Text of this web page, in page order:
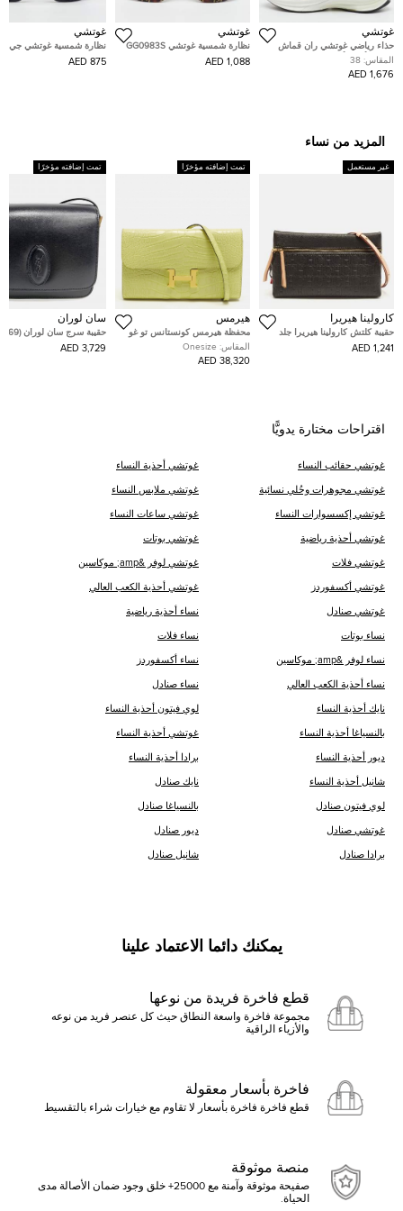
غوتشي
حذاء رياضي غوتشي ران قماش
محبوك أبيض/أزرق بعنق منخفض
مقاس 38.5
المقاس: 38
1,676 AED
غوتشي
نظارة شمسية غوتشي GG0983S
بحماية بنية بلون صدفة السلحفاة
1,088 AED
غوتشي
نظارة شمسية غوتشي جي
جي1300إس سوداء بفراشة
875 AED
المزيد من نساء
غير مستعمل
كارولينا هيريرا
حقيبة كلتش كارولينا هيريرا جلد
مونوغرام سوداء إنرو
1,241 AED
تمت إضافته مؤخرًا
هيرمس
محفظة هيرمس كونستانس تو غو
جلد إبسوم إيتوب
المقاس: Onesize
38,320 AED
تمت إضافته مؤخرًا
سان لوران
حقيبة سرج سان لوران (568569)
3,729 AED
اقتراحات مختارة يدويًّا
غوتشي حقائب النساء غوتشي أحذية النساء
غوتشي مجوهرات وحُلي نسائية غوتشي ملابس النساء
غوتشي إكسسوارات النساء غوتشي ساعات النساء
غوتشي أحذية رياضية غوتشي بوتات
غوتشي فلات غوتشي لوفر &amp; موكاسين
غوتشي أكسفوردز غوتشي أحذية الكعب العالي
غوتشي صنادل نساء أحذية رياضية
نساء بوتات نساء فلات
نساء لوفر &amp; موكاسين نساء أكسفوردز
نساء أحذية الكعب العالي نساء صنادل
نايك أحذية النساء لوي فيتون أحذية النساء
ب‍‍النسياغا أحذية النساء غوتشي أحذية النساء
ديور أحذية النساء برادا أحذية النساء
شانيل أحذية النساء نايك صنادل
لوي فيتون صنادل ب‍‍النسياغا صنادل
غوتشي صنادل ديور صنادل
برادا صنادل شانيل صنادل
يمكنك دائما الاعتماد علينا
قطع فاخرة فريدة من نوعها
مجموعة فاخرة واسعة النطاق حيث كل عنصر فريد من نوعه
والأزياء الراقية
فاخرة بأسعار معقولة
قطع فاخرة فاخرة بأسعار لا تقاوم مع خيارات شراء بالتقسيط
منصة موثوقة
صفيحة موثوقة وآمنة مع 25000+ خلق وجود ضمان الأصالة مدى
الحياة.